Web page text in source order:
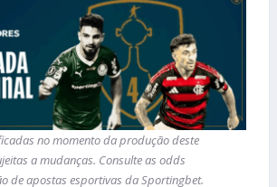
no momento da produção deste
a mudanças. Consulte as odds
de apostas esportivas da Sportingbet.